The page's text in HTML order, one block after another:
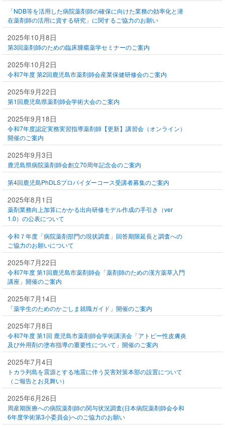
「NDB等を活用した病院薬剤師の確保に向けた業務の効率化と潜
在薬剤師の活用に資する研究」に関するご協力のお願い
2025年10月8日
第3回薬剤師のための臨床腫瘍薬学セミナーのご案内
2025年10月2日
令和7年度 第2回鹿児島市薬剤師会産業保健研修会のご案内
2025年9月22日
第1回鹿児島県薬剤師会学術大会のご案内
2025年9月18日
令和7年度認定実務実習指導薬剤師【更新】講習会（オンライン）
開催のご案内
2025年9月3日
鹿児島県病院薬剤師会創立70周年記念会のご案内
第4回鹿児島PhDLSプロバイダーコース受講者募集のご案内
2025年8月1日
薬剤業務向上加算にかかる出向研修モデル作成の手引き（ver
1.0）の公表について
令和７年度「病院薬剤部門の現状調査」回答期限延長と調査への
ご協力のお願いについて
2025年7月22日
令和7年度 第1回鹿児島市薬剤師会「薬剤師のための漢方薬草入門
講座」開催のご案内
2025年7月14日
「薬学生のためのかごしま就職ガイド」開催のご案内
2025年7月8日
令和7年度 第1回 鹿児島市薬剤師会学術講演会「アトピー性皮膚炎
及び外用剤の塗布指導の重要性について」開催のご案内
2025年7月4日
トカラ列島を震源とする地震に伴う災害対策本部の設置について
（ご報告とお見舞い）
2025年6月26日
周産期医療への病院薬剤師の関与状況調査(日本病院薬剤師会令和
6年度学術第3小委員会)へのご協力のお願い